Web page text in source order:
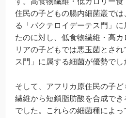
住民の子どもの腸内細菌叢で
る「バクテロイデーテス門」
たのに対し、低食物繊維・高
リアの子どもでは悪玉菌とさ
ス門」に属する細菌が優勢でし
そして、アフリカ原住民の子
繊維から短鎖脂肪酸を合成で
でした。これらの細菌種によ